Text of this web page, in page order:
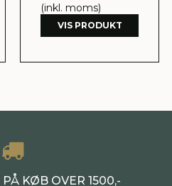
(inkl. moms)
VIS PRODUKT
PÅ KØB OVER 1500,-